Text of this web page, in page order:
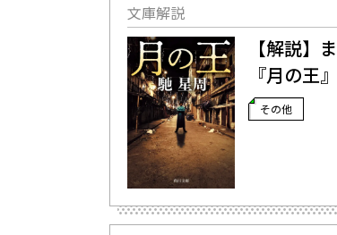
文庫解説
【解説】
『月の王
その他